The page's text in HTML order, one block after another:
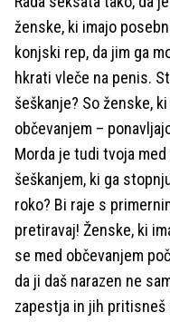
ženske, ki imajo
konjski rep, da jim ga
hkrati vleče na penis.
šeškanje? So ženske,
občevanjem –
Morda je tudi tvoja
šeškanjem, ki ga
roko? Bi raje s
pretiravaj! Ženske, ki
se med občevanjem
da ji daš narazen ne
zapestja in jih